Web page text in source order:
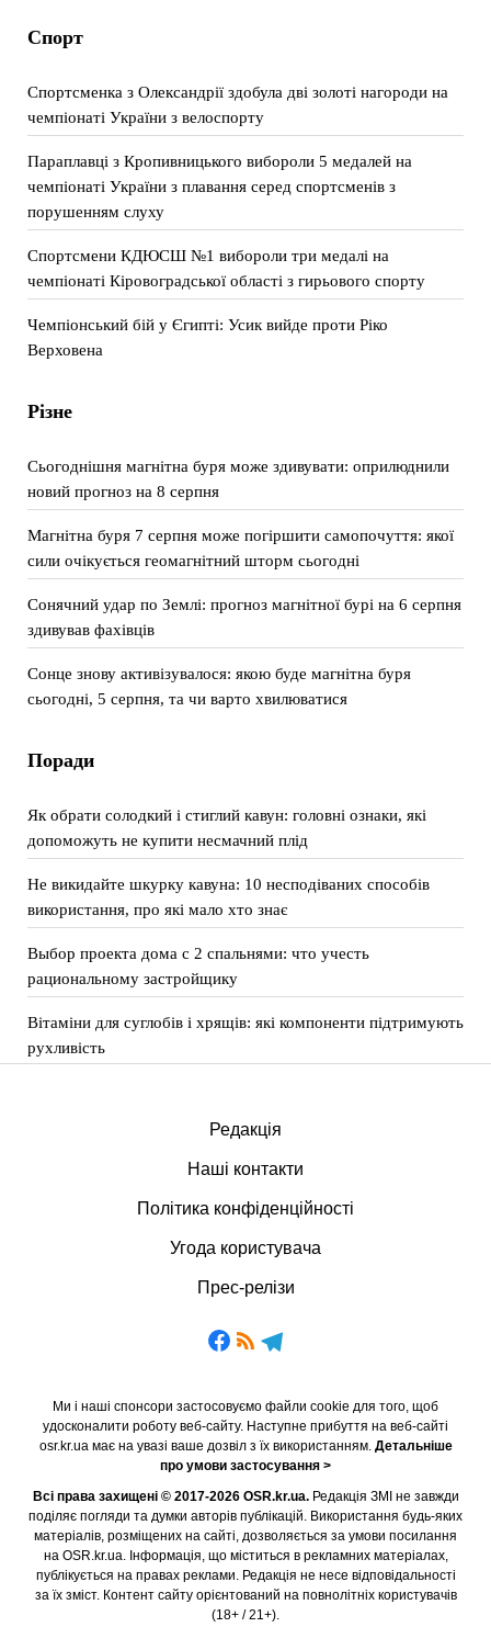
Спорт
Спортсменка з Олександрії здобула дві золоті нагороди на
чемпіонаті України з велоспорту
Параплавці з Кропивницького вибороли 5 медалей на
чемпіонаті України з плавання серед спортсменів з
порушенням слуху
Спортсмени КДЮСШ №1 вибороли три медалі на
чемпіонаті Кіровоградської області з гирьового спорту
Чемпіонський бій у Єгипті: Усик вийде проти Ріко
Верховена
Різне
Сьогоднішня магнітна буря може здивувати: оприлюднили
новий прогноз на 8 серпня
Магнітна буря 7 серпня може погіршити самопочуття: якої
сили очікується геомагнітний шторм сьогодні
Сонячний удар по Землі: прогноз магнітної бурі на 6 серпня
здивував фахівців
Сонце знову активізувалося: якою буде магнітна буря
сьогодні, 5 серпня, та чи варто хвилюватися
Поради
Як обрати солодкий і стиглий кавун: головні ознаки, які
допоможуть не купити несмачний плід
Не викидайте шкурку кавуна: 10 несподіваних способів
використання, про які мало хто знає
Выбор проекта дома с 2 спальнями: что учесть
рациональному застройщику
Вітаміни для суглобів і хрящів: які компоненти підтримують
рухливість
Редакція
Наші контакти
Політика конфіденційності
Угода користувача
Прес-релізи
Ми і наші спонсори застосовуємо файли cookie для того, щоб
удосконалити роботу веб-сайту. Наступне прибуття на веб-сайті
osr.kr.ua має на увазі ваше дозвіл з їх використанням. Детальніше
про умови застосування >
Всі права захищені © 2017-2026 OSR.kr.ua.Редакція ЗМІ не завжди
поділяє погляди та думки авторів публікацій. Використання будь-яких
матеріалів, розміщених на сайті, дозволяється за умови посилання
на OSR.kr.ua. Інформація, що міститься в рекламних матеріалах,
публікується на правах реклами. Редакція не несе відповідальності
за їх зміст. Контент сайту орієнтований на повнолітніх користувачів
(18+ / 21+).